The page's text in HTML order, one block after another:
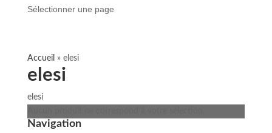
Sélectionner une page
Accueil » elesi
elesi
elesi
Navigation